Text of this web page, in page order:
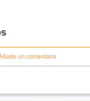
un comentario